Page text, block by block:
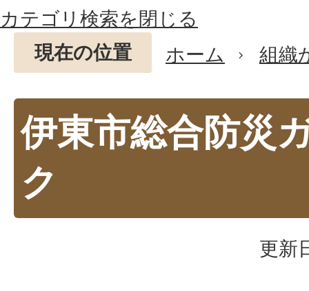
カテゴリ検索を閉じる
現在の位置
ホーム 組織
伊東市総合防災
ク
更新